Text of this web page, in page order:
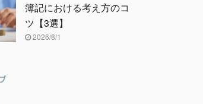
簿記における考え方のコ
ツ【3選】
2026/8/1